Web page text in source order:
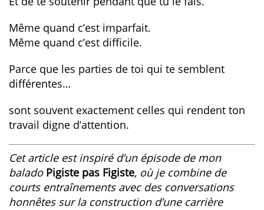
Même quand c’est imparfait.
Même quand c’est difficile.
Parce que les parties de toi qui te semblent
différentes…
sont souvent exactement celles qui rendent ton
travail digne d’attention.
Cet article est inspiré d’un épisode de mon
balado Pigiste pas Figiste, où je combine de
courts entraînements avec des conversations
honnêtes sur la construction d’une carrière